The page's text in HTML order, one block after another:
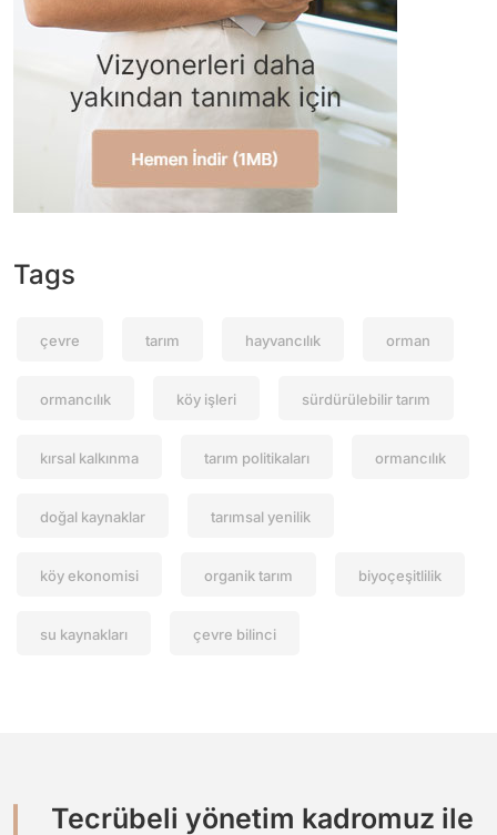
Tags
çevre tarım hayvancılık orman
ormancılık köy işleri sürdürülebilir tarım
kırsal kalkınma tarım politikaları ormancılık
doğal kaynaklar tarımsal yenilik
köy ekonomisi organik tarım biyoçeşitlilik
su kaynakları çevre bilinci
Tecrübeli yönetim kadromuz ile